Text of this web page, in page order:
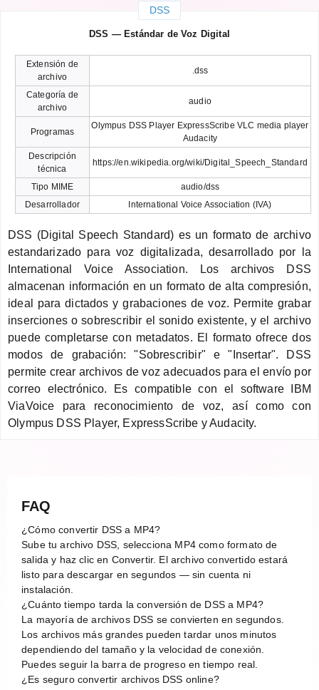
DSS
DSS — Estándar de Voz Digital
Extensión de
archivo
.dss
Categoría de
archivo
audio
Programas
Olympus DSS Player ExpressScribe VLC media player
Audacity
Descripción
técnica
https://en.wikipedia.org/wiki/Digital_Speech_Standard
Tipo MIME
audio/dss
Desarrollador
International Voice Association (IVA)
DSS (Digital Speech Standard) es un formato de archivo
estandarizado para voz digitalizada, desarrollado por la
International Voice Association. Los archivos DSS
almacenan información en un formato de alta compresión,
ideal para dictados y grabaciones de voz. Permite grabar
inserciones o sobrescribir el sonido existente, y el archivo
puede completarse con metadatos. El formato ofrece dos
modos de grabación: "Sobrescribir" e "Insertar". DSS
permite crear archivos de voz adecuados para el envío por
correo electrónico. Es compatible con el software IBM
ViaVoice para reconocimiento de voz, así como con
Olympus DSS Player, ExpressScribe y Audacity.
FAQ
¿Cómo convertir DSS a MP4?
Sube tu archivo DSS, selecciona MP4 como formato de
salida y haz clic en Convertir. El archivo convertido estará
listo para descargar en segundos — sin cuenta ni
instalación.
¿Cuánto tiempo tarda la conversión de DSS a MP4?
La mayoría de archivos DSS se convierten en segundos.
Los archivos más grandes pueden tardar unos minutos
dependiendo del tamaño y la velocidad de conexión.
Puedes seguir la barra de progreso en tiempo real.
¿Es seguro convertir archivos DSS online?